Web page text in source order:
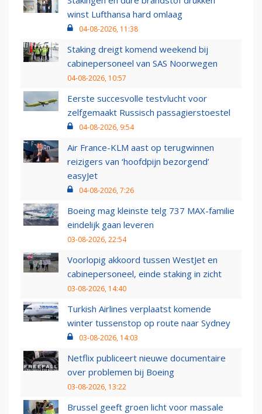
winst Lufthansa hard omlaag
04-08-2026, 11:38
Staking dreigt komend weekend bij
cabinepersoneel van SAS Noorwegen
04-08-2026, 10:57
Eerste succesvolle testvlucht voor
zelfgemaakt Russisch passagierstoestel
04-08-2026, 9:54
Air France-KLM aast op terugwinnen
reizigers van ‘hoofdpijn bezorgend’
easyJet
04-08-2026, 7:26
Boeing mag kleinste telg 737 MAX-familie
eindelijk gaan leveren
03-08-2026, 22:54
Voorlopig akkoord tussen WestJet en
cabinepersoneel, einde staking in zicht
03-08-2026, 14:40
Turkish Airlines verplaatst komende
winter tussenstop op route naar Sydney
03-08-2026, 14:03
Netflix publiceert nieuwe documentaire
over problemen bij Boeing
03-08-2026, 13:22
Brussel geeft groen licht voor massale